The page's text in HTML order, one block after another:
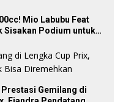
Mio Labubu Feat
Sisakan Podium untuk
Prestasi Gemilang di